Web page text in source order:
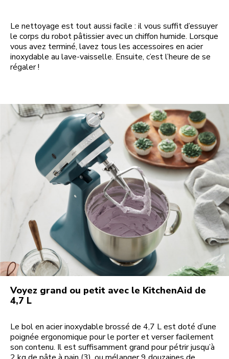
Le nettoyage est tout aussi facile : il vous suffit d’essuyer
le corps du robot pâtissier avec un chiffon humide. Lorsque
vous avez terminé, lavez tous les accessoires en acier
inoxydable au lave-vaisselle. Ensuite, c’est l’heure de se
régaler !
Voyez grand ou petit avec le KitchenAid de
4,7 L
Le bol en acier inoxydable brossé de 4,7 L est doté d’une
poignée ergonomique pour le porter et verser facilement
son contenu. Il est suffisamment grand pour pétrir jusqu’à